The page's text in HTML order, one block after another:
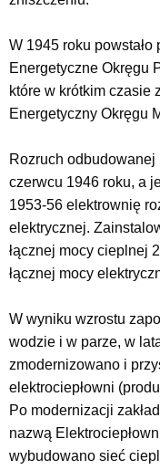
W 1945 roku
Energetyczne Okręgu
które w krótkim czasie
Energetyczny Okręgu
Rozruch
czerwcu 1946 roku, a
1953-56 elektrownię
elektrycznej.
łącznej mocy cieplnej
łącznej mocy
W wyniku wzrostu
wodzie i w parze, w
zmodernizowano i
elektrociepłowni
Po modernizacji
nazwą
wybudowano sieć